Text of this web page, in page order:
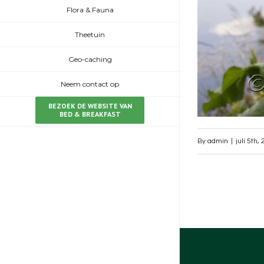
Flora & Fauna
Theetuin
Geo-caching
Neem contact op
BEZOEK DE WEBSITE VAN
BED & BREAKFAST
By admin juli 5th,